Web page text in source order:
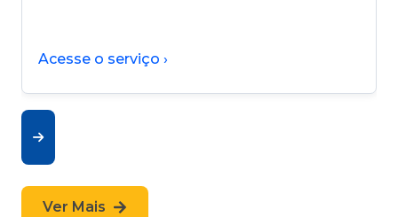
Acesse o serviço ›
Ver Mais